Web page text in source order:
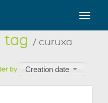
tag / curuxa
by Creation date